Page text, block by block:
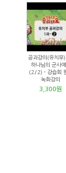
공과강의(유치부
하나님의 군사
(2/2) - 강습회
녹화강의
3,300원